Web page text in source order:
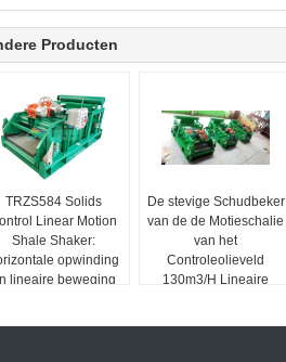
Producten
TRZS584 Solids
Linear Motion
Shale Shaker:
opwinding
lineaire beweging
De stevige Schudbeker
van de de Motieschalie
van het
Controleolieveld
130m3/H Lineaire